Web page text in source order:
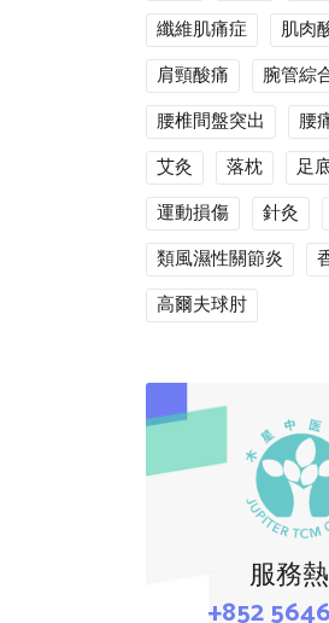
纖維肌痛症
肌肉
肩頸酸痛
腕管綜
腰椎間盤突出
腰
艾灸
落枕
足
運動損傷
針灸
類風濕性關節炎
高爾夫球肘
服務
+852